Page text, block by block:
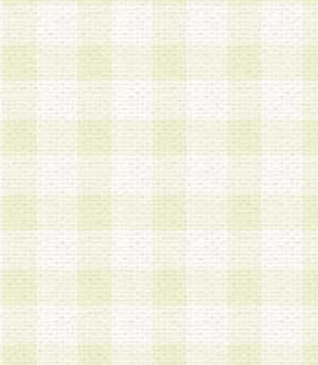
員個人を識別することのできる情報
人の承諾なく第三者に開示すること
る情報について第三者に開示または
員本人の同意を得るものとします。
に拘わらず、当社は、以下の目的に
なく、会員個人を識別できる情報
委託業者に対して当社の責任におい
します。な お、当社は、当該委託
これを遵守させるとともに、本規約
て当該情報を使用させるものとし ま
に係る謝礼、景品、調査サンプル品
電話、メール等の問い合わせなどへ